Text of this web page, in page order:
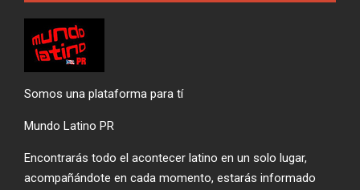
Somos una plataforma para tí
Mundo Latino PR
Encontrarás todo el acontecer latino en un solo lugar,
acompañándote en cada momento, estarás informado